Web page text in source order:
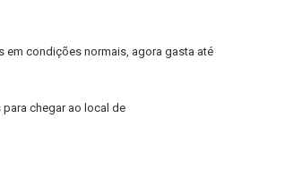
em condições normais, agora gasta até
chegar ao local de